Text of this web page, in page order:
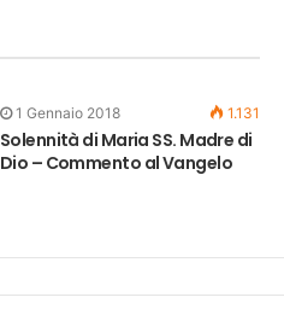
1 Gennaio 2018 1.131
Solennità di Maria SS. Madre di
Dio – Commento al Vangelo